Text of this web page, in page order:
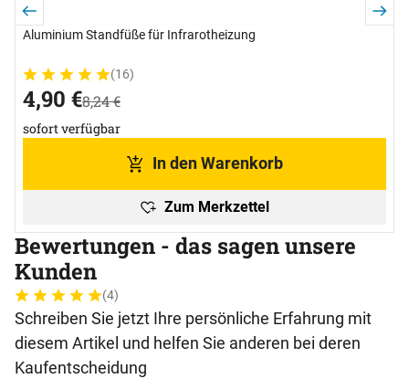
Aluminium Standfüße für Infrarotheizung
Bewertung: 5 von 5 (16 Bewertungen)
16 Bewertungen
(16)
statt:
8,24€
jetzt:
4,90 €
sofort verfügbar
In den Warenkorb
Zum Merkzettel
Bewertungen - das sagen unsere
Kunden
Bewertung: 5 von 5 (4 Bewertungen)
4 Bewertungen
(4)
Schreiben Sie jetzt Ihre persönliche Erfahrung mit
diesem Artikel und helfen Sie anderen bei deren
Kaufentscheidung